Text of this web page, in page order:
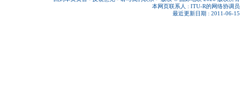
本网页联系人 : ITU-R的网络协调员
最近更新日期 : 2011-06-15